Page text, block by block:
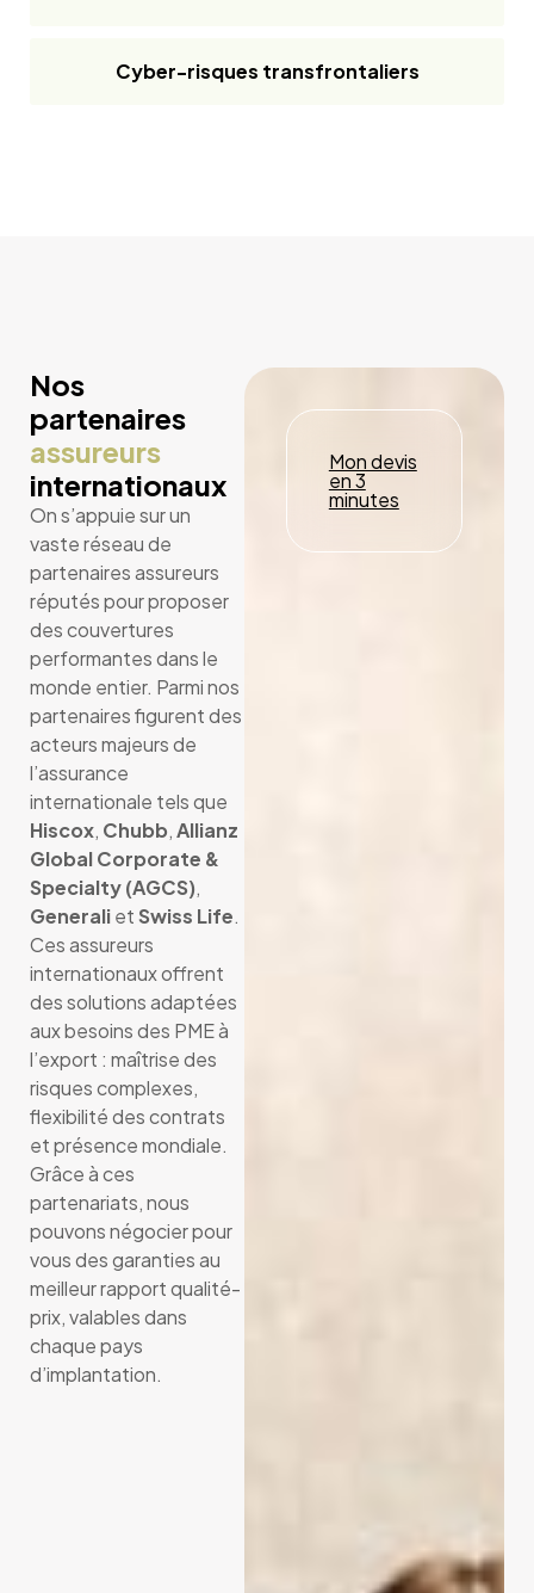
Cyber-risques transfrontaliers
Nos
partenaires
assureurs
internationaux
On s’appuie sur un
vaste réseau de
partenaires assureurs
réputés pour proposer
des couvertures
performantes dans le
monde entier. Parmi nos
partenaires figurent des
acteurs majeurs de
l’assurance
internationale tels que
Hiscox, Chubb,Allianz
Global Corporate &
Specialty (AGCS),
Generaliet Swiss Life.
Ces assureurs
internationaux offrent
des solutions adaptées
aux besoins des PME à
l’export : maîtrise des
risques complexes,
flexibilité des contrats
et présence mondiale.
Grâce à ces
partenariats, nous
pouvons négocier pour
vous des garanties au
meilleur rapport qualité-
prix, valables dans
chaque pays
d’implantation.
Mon devis
en 3
minutes